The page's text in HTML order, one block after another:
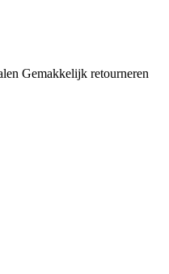
Gemakkelijk retourneren